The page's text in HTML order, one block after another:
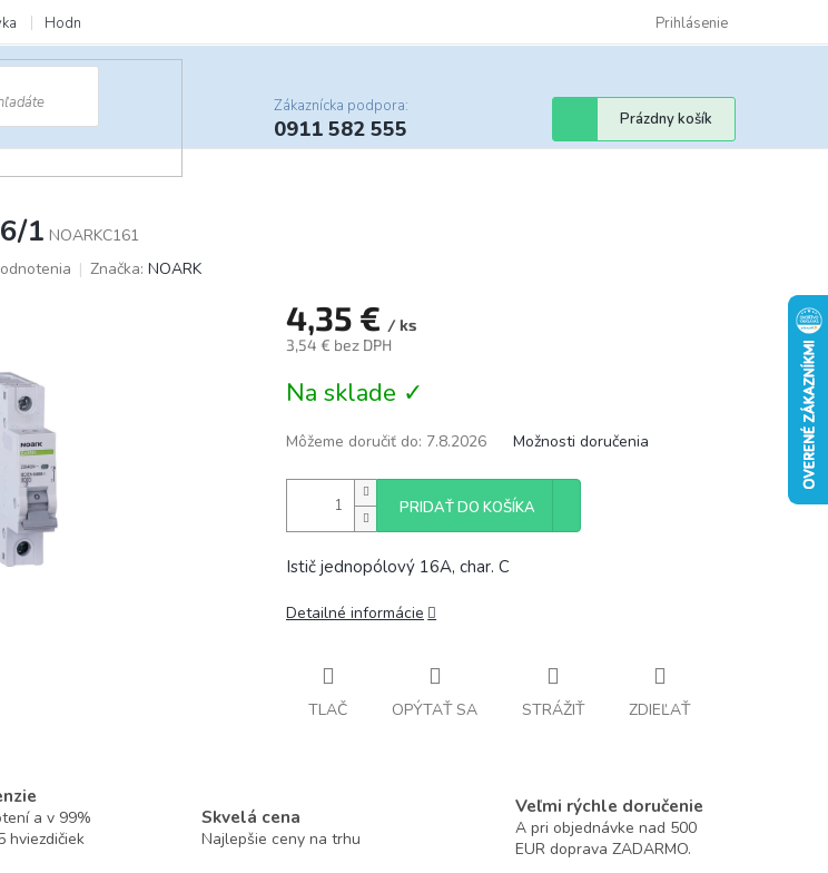
Hodnotenie obchodu Obchodné podmienky
Prihlásenie
Zákaznícka podpora:
0911 582 555
Nákupný
košík
Prázdny košík
1 NOARKC161
Značka: NOARK
4,35 € / ks
3,54 € bez DPH
cena:
Na sklade ✓
Môžeme doručiť do: 7.8.2026 Možnosti doručenia
PRIDAŤ DO KOŠÍKA
Istič jednopólový 16A, char. C
Detailné informácie
TLAČ OPÝTAŤ SA STRÁŽIŤ ZDIEĽAŤ
a v 99%
hviezdičiek
Skvelá cena
Najlepšie ceny na trhu
Veľmi rýchle doručenie
A pri objednávke nad 500
EUR doprava ZADARMO.